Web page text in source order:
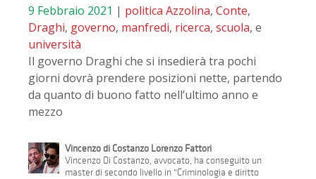
9 Febbraio 2021 | politica Azzolina, Conte,
Draghi, governo, manfredi, ricerca, scuola, e
università
Il governo Draghi che si insedierà tra pochi
giorni dovrà prendere posizioni nette, partendo
da quanto di buono fatto nell’ultimo anno e
mezzo
Vincenzo di Costanzo Lorenzo Fattori
Vincenzo Di Costanzo, avvocato, ha conseguito un
master di secondo livello in "Criminologia e diritto